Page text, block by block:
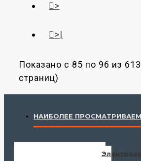
>
>|
Показано с 85 по 96 из
страниц)
НАИБОЛЕЕ